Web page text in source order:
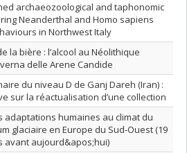
archaeozoological and taphonomic
Neanderthal and Homo sapiens
in Northwest Italy
la bière : l’alcool au Néolithique
delle Arene Candide
du niveau D de Ganj Dareh (Iran) :
sur la réactualisation d’une collection
adaptations humaines au climat du
glaciaire en Europe du Sud-Ouest (19
avant aujourd&apos;hui)